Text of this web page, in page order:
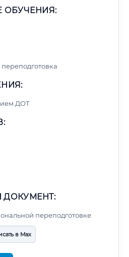
ОБУЧЕНИЯ:
ДОТ
переподготовке
в Max